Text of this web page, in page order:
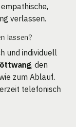
verlassen.
lassen?
und individuell
, den
zum Ablauf.
telefonisch